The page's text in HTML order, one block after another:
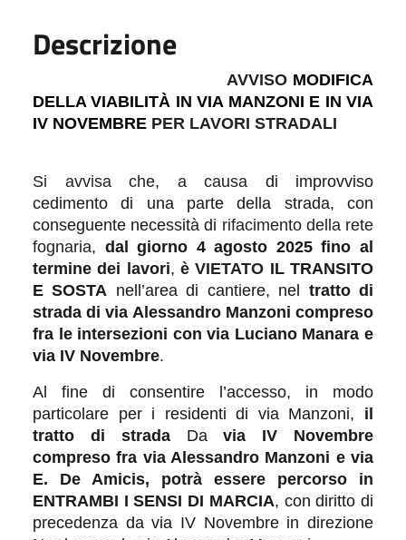
Descrizione
AVVISO MODIFICA
DELLA VIABILITÀ IN VIA MANZONI E IN VIA
IV NOVEMBRE PER LAVORI STRADALI
Si avvisa che, a causa di improvviso
cedimento di una parte della strada, con
conseguente necessità di rifacimento della rete
fognaria, dal giorno 4 agosto 2025 fino al
termine dei lavori,è VIETATO IL TRANSITO
E SOSTA nell’area di cantiere, nel tratto di
strada di via Alessandro Manzoni compreso
fra le intersezioni con via Luciano Manara e
via IV Novembre.
Al fine di consentire l’accesso, in modo
particolare per i residenti di via Manzoni, il
tratto di strada Davia IV Novembre
compreso fra via Alessandro Manzoni e via
E. De Amicis, potrà essere
percorso in
ENTRAMBI I SENSI DI MARCIA, con diritto di
precedenza da via IV Novembre in direzione